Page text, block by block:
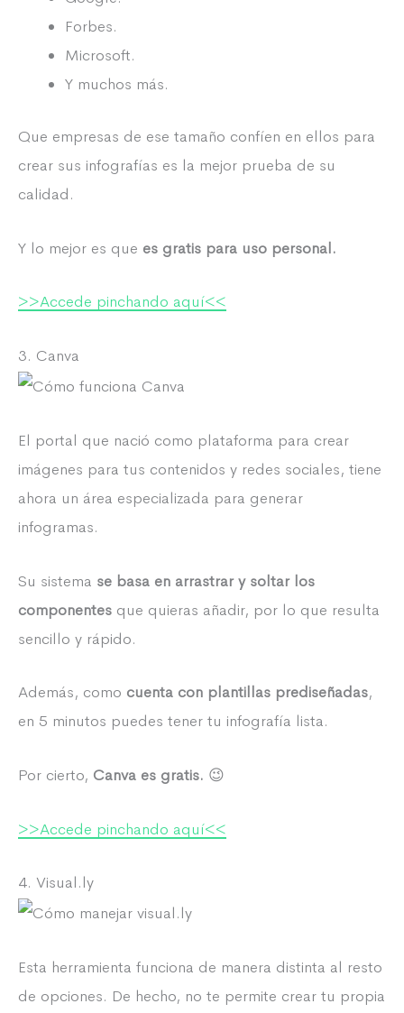
Forbes.
Microsoft.
Y muchos más.
Que empresas de ese tamaño confíen en ellos para
crear sus infografías es la mejor prueba de su
calidad.
Y lo mejor es que es gratis para uso personal.
>>Accede pinchando aquí<<
3. Canva
El portal que nació como plataforma para crear
imágenes para tus contenidos y redes sociales, tiene
ahora un área especializada para generar
infogramas.
Su sistema se basa en arrastrar y soltar los
componentes que quieras añadir, por lo que resulta
sencillo y rápido.
Además, como cuenta con plantillas prediseñadas,
en 5 minutos puedes tener tu infografía lista.
Por cierto, Canva es gratis. 😉
>>Accede pinchando aquí<<
4. Visual.ly
Esta herramienta funciona de manera distinta al resto
de opciones. De hecho, no te permite crear tu propia